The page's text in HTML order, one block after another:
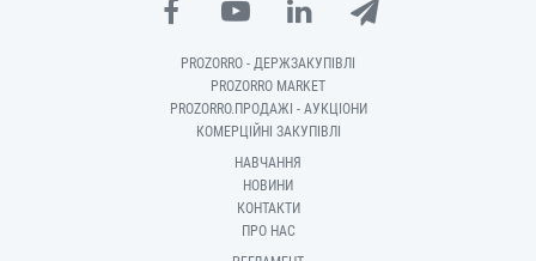
PROZORRO - ДЕРЖЗАКУПІВЛІ
PROZORRO MARKET
PROZORRO.ПРОДАЖІ - АУКЦІОНИ
КОМЕРЦІЙНІ ЗАКУПІВЛІ
НАВЧАННЯ
НОВИНИ
КОНТАКТИ
ПРО НАС